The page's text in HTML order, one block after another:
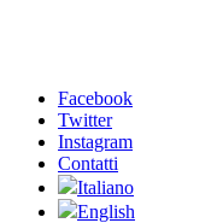
Facebook
Twitter
Instagram
Contatti
Italiano
English